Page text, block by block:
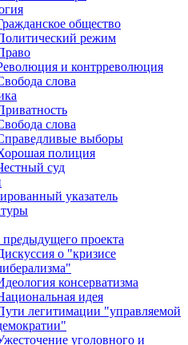
общество
режим
и контрреволюция
слова
слова
выборы
полиция
суд
указатель
проекта
о "кризисе
консерватизма
идея
легитимации "управляемой
уголовного и